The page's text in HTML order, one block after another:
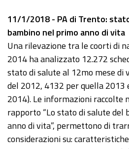
11/1/2018 - PA di Trento:
bambino nel primo anno di vita
Una rilevazione tra le coorti di
2014 ha analizzato 12.272
stato di salute al 12mo mese di
del 2012, 4132 per quella 2013
2014). Le informazioni raccolte
rapporto “Lo stato di salute del
anno di vita”, permettono di
considerazioni su: